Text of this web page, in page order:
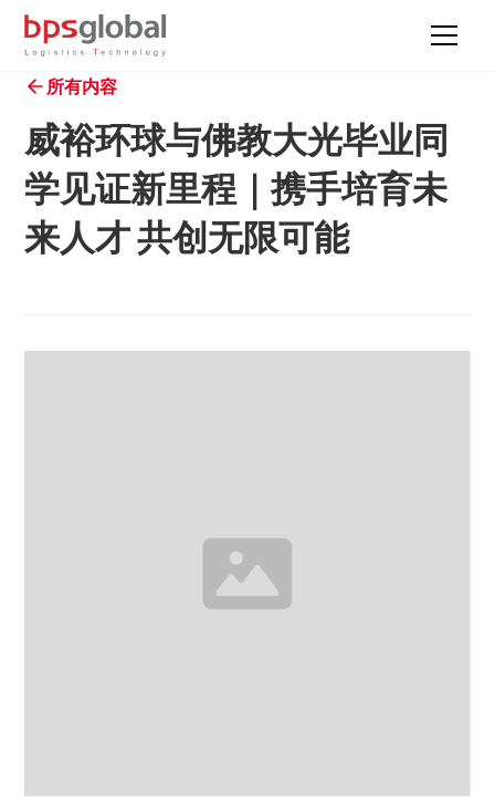
所有内容
威裕环球与佛教大光毕业同
学见证新里程｜携手培育未
来人才 共创无限可能